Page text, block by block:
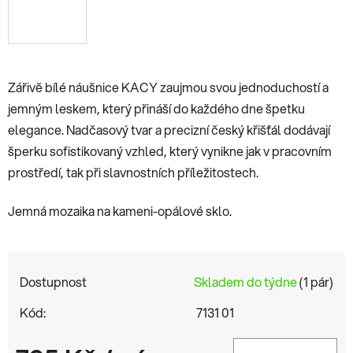
Zářivě bílé náušnice KACY zaujmou svou jednoduchostí a
jemným leskem, který přináší do každého dne špetku
elegance. Nadčasový tvar a precizní český křišťál dodávají
šperku sofistikovaný vzhled, který vynikne jak v pracovním
prostředí, tak při slavnostních příležitostech.
Jemná mozaika na kameni-opálové sklo.
Dostupnost Skladem do týdne(1 pár)
Kód:
7131 01